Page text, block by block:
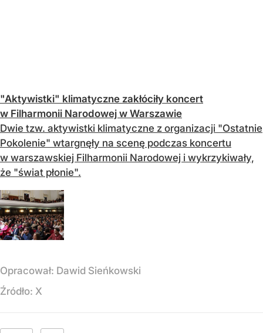
"Aktywistki" klimatyczne zakłóciły koncert
w Filharmonii Narodowej w Warszawie
Dwie tzw. aktywistki klimatyczne z organizacji "Ostatnie
Pokolenie" wtargnęły na scenę podczas koncertu
w warszawskiej Filharmonii Narodowej i wykrzykiwały,
że "świat płonie".
Opracował: Dawid Sieńkowski
Źródło: X